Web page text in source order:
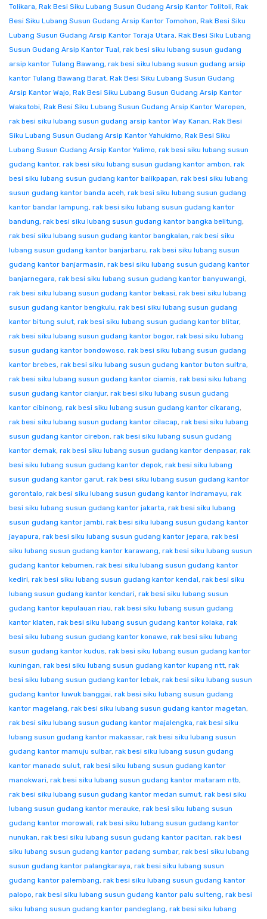
Tolikara, Rak Besi Siku Lubang Susun Gudang Arsip Kantor Tolitoli, Rak
Besi Siku Lubang Susun Gudang Arsip Kantor Tomohon, Rak Besi Siku
Lubang Susun Gudang Arsip Kantor Toraja Utara, Rak Besi Siku Lubang
Susun Gudang Arsip Kantor Tual, rak besi siku lubang susun gudang
arsip kantor Tulang Bawang, rak besi siku lubang susun gudang arsip
kantor Tulang Bawang Barat, Rak Besi Siku Lubang Susun Gudang
Arsip Kantor Wajo, Rak Besi Siku Lubang Susun Gudang Arsip Kantor
Wakatobi, Rak Besi Siku Lubang Susun Gudang Arsip Kantor Waropen,
rak besi siku lubang susun gudang arsip kantor Way Kanan, Rak Besi
Siku Lubang Susun Gudang Arsip Kantor Yahukimo, Rak Besi Siku
Lubang Susun Gudang Arsip Kantor Yalimo, rak besi siku lubang susun
gudang kantor, rak besi siku lubang susun gudang kantor ambon, rak
besi siku lubang susun gudang kantor balikpapan, rak besi siku lubang
susun gudang kantor banda aceh, rak besi siku lubang susun gudang
kantor bandar lampung, rak besi siku lubang susun gudang kantor
bandung, rak besi siku lubang susun gudang kantor bangka belitung,
rak besi siku lubang susun gudang kantor bangkalan, rak besi siku
lubang susun gudang kantor banjarbaru, rak besi siku lubang susun
gudang kantor banjarmasin, rak besi siku lubang susun gudang kantor
banjarnegara, rak besi siku lubang susun gudang kantor banyuwangi,
rak besi siku lubang susun gudang kantor bekasi, rak besi siku lubang
susun gudang kantor bengkulu, rak besi siku lubang susun gudang
kantor bitung sulut, rak besi siku lubang susun gudang kantor blitar,
rak besi siku lubang susun gudang kantor bogor, rak besi siku lubang
susun gudang kantor bondowoso, rak besi siku lubang susun gudang
kantor brebes, rak besi siku lubang susun gudang kantor buton sultra,
rak besi siku lubang susun gudang kantor ciamis, rak besi siku lubang
susun gudang kantor cianjur, rak besi siku lubang susun gudang
kantor cibinong, rak besi siku lubang susun gudang kantor cikarang,
rak besi siku lubang susun gudang kantor cilacap, rak besi siku lubang
susun gudang kantor cirebon, rak besi siku lubang susun gudang
kantor demak, rak besi siku lubang susun gudang kantor denpasar, rak
besi siku lubang susun gudang kantor depok, rak besi siku lubang
susun gudang kantor garut, rak besi siku lubang susun gudang kantor
gorontalo, rak besi siku lubang susun gudang kantor indramayu, rak
besi siku lubang susun gudang kantor jakarta, rak besi siku lubang
susun gudang kantor jambi, rak besi siku lubang susun gudang kantor
jayapura, rak besi siku lubang susun gudang kantor jepara, rak besi
siku lubang susun gudang kantor karawang, rak besi siku lubang susun
gudang kantor kebumen, rak besi siku lubang susun gudang kantor
kediri, rak besi siku lubang susun gudang kantor kendal, rak besi siku
lubang susun gudang kantor kendari, rak besi siku lubang susun
gudang kantor kepulauan riau, rak besi siku lubang susun gudang
kantor klaten, rak besi siku lubang susun gudang kantor kolaka, rak
besi siku lubang susun gudang kantor konawe, rak besi siku lubang
susun gudang kantor kudus, rak besi siku lubang susun gudang kantor
kuningan, rak besi siku lubang susun gudang kantor kupang ntt, rak
besi siku lubang susun gudang kantor lebak, rak besi siku lubang susun
gudang kantor luwuk banggai, rak besi siku lubang susun gudang
kantor magelang, rak besi siku lubang susun gudang kantor magetan,
rak besi siku lubang susun gudang kantor majalengka, rak besi siku
lubang susun gudang kantor makassar, rak besi siku lubang susun
gudang kantor mamuju sulbar, rak besi siku lubang susun gudang
kantor manado sulut, rak besi siku lubang susun gudang kantor
manokwari, rak besi siku lubang susun gudang kantor mataram ntb,
rak besi siku lubang susun gudang kantor medan sumut, rak besi siku
lubang susun gudang kantor merauke, rak besi siku lubang susun
gudang kantor morowali, rak besi siku lubang susun gudang kantor
nunukan, rak besi siku lubang susun gudang kantor pacitan, rak besi
siku lubang susun gudang kantor padang sumbar, rak besi siku lubang
susun gudang kantor palangkaraya, rak besi siku lubang susun
gudang kantor palembang, rak besi siku lubang susun gudang kantor
palopo, rak besi siku lubang susun gudang kantor palu sulteng, rak besi
siku lubang susun gudang kantor pandeglang, rak besi siku lubang